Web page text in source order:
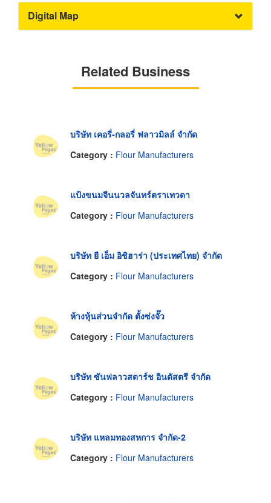
Digital Map
Related Business
บริษัท เคอรี่-กลอรี่ ฟลาวมิลล์ จำกัด
Category : Flour Manufacturers
แป้งขนมจีนนวลจันทร์ตราเทวดา
Category : Flour Manufacturers
บริษัท ยี เอ็ม อิชิฮาร่า (ประเทศไทย) จำกัด
Category : Flour Manufacturers
ห้างหุ้นส่วนจำกัด ตั้งซ่งจั๊ว
Category : Flour Manufacturers
บริษัท ซันฟลาวสตาร์ช อินดัสตรี จำกัด
Category : Flour Manufacturers
บริษัท แหลมทองสหการ จำกัด-2
Category : Flour Manufacturers